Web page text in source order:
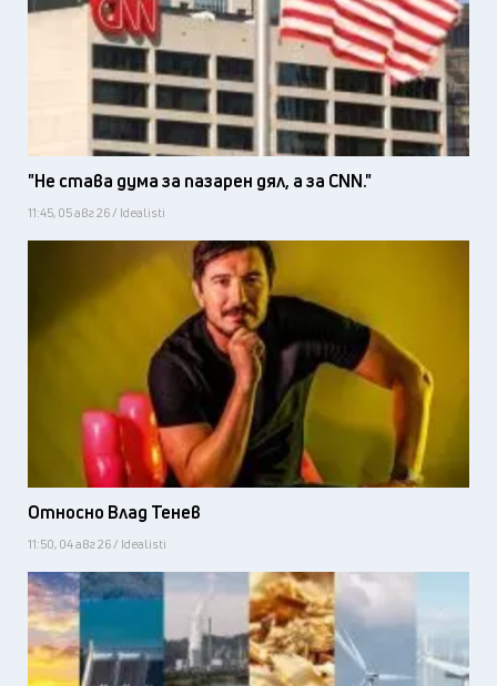
"Не става дума за пазарен дял, а за CNN."
11:45, 05 авг 26 / Idealisti
Относно Влад Тенев
11:50, 04 авг 26 / Idealisti